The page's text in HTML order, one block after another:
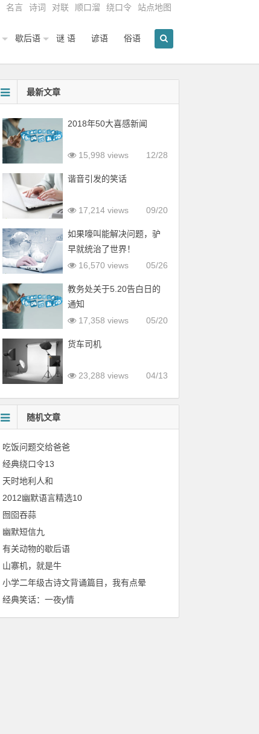
名言 诗词 对联 顺口溜 绕口令 站点地图
歇后语 谜 语 谚语 俗语
最新文章
2018年50大喜感新闻
12/28
15,998 views
谐音引发的笑话
09/20
17,214 views
如果嚎叫能解决问题，驴
早就统治了世界！
05/26
16,570 views
教务处关于5.20告白日的
通知
05/20
17,358 views
货车司机
04/13
23,288 views
随机文章
吃饭问题交给爸爸
经典绕口令13
天时地利人和
2012幽默语言精选10
囫囵吞蒜
幽默短信九
有关动物的歇后语
山寨机，就是牛
小学二年级古诗文背诵篇目，我有点晕
经典笑话：一夜y情